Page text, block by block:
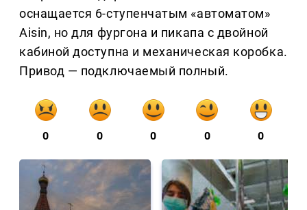
оснащается 6-ступенчатым «автоматом»
Aisin, но для фургона и пикапа с двойной
кабиной доступна и механическая коробка.
Привод — подключаемый полный.
0 0 0 0 0